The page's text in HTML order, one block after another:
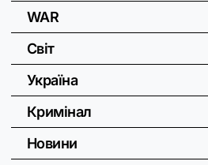
WAR
Світ
Україна
Кримінал
Новини